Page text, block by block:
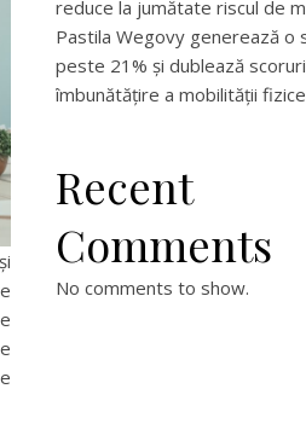
reduce la jumătate riscul de
Pastila Wegovy generează o
peste 21% și dublează
îmbunătățire a mobilității fizice
Recent
Comments
No comments to show.